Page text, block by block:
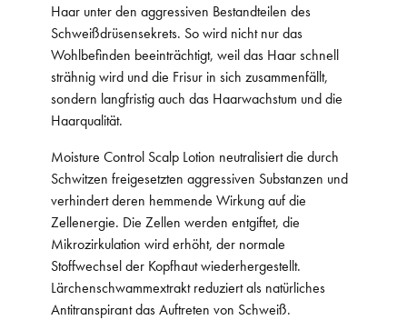
Haar unter den aggressiven Bestandteilen des
Schweißdrüsensekrets. So wird nicht nur das
Wohlbefinden beeinträchtigt, weil das Haar schnell
strähnig wird und die Frisur in sich zusammenfällt,
sondern langfristig auch das Haarwachstum und die
Haarqualität.
Moisture Control Scalp Lotion neutralisiert die durch
Schwitzen freigesetzten aggressiven Substanzen und
verhindert deren hemmende Wirkung auf die
Zellenergie. Die Zellen werden entgiftet, die
Mikrozirkulation wird erhöht, der normale
Stoffwechsel der Kopfhaut wiederhergestellt.
Lärchenschwammextrakt reduziert als natürliches
Antitranspirant das Auftreten von Schweiß.